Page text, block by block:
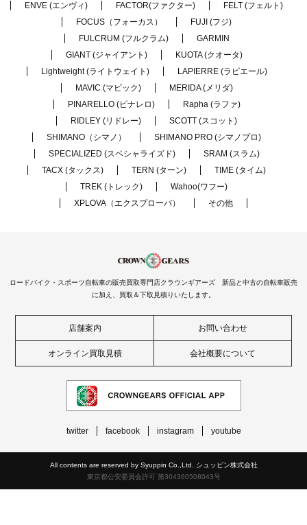
ENVE (エンヴィ)
FACTOR(ファクター)
FELT (フェルト)
FOCUS（フォーカス）
FUJI (フジ)
FULCRUM (フルクラム)
GARMIN
GIANT (ジャイアント)
KUOTA (クオータ)
Lightweight (ライトウェイト)
LAPIERRE (ラピエール)
MAVIC (マビック)
MERIDA (メリダ)
PINARELLO (ピナレロ)
Rapha (ラファ)
RIDLEY (リドレー)
SCOTT (スコット)
SHIMANO（シマノ）
SHIMANO PRO (シマノプロ)
SPECIALIZED (スペシャライズド)
SRAM (スラム)
TACX (タックス)
TERN (ターン)
TIME (タイム)
TREK (トレック)
Wahoo(ワフー)
XPLOVA（エクスプローバ）
その他
ロードバイク・スポーツ自転車の販売買取専門店クラウンギアーズ 新品と中古の自転車販売
に加え、買取＆下取見積りいたします。
店舗案内 お問い合わせ
オンライン買取見積 会社概要について
twitter facebook instagram youtube
All contents are reserved by Syuppin Co.,Ltd. シュッピン株式会社
東京都公安委員会許可 第304360508043号